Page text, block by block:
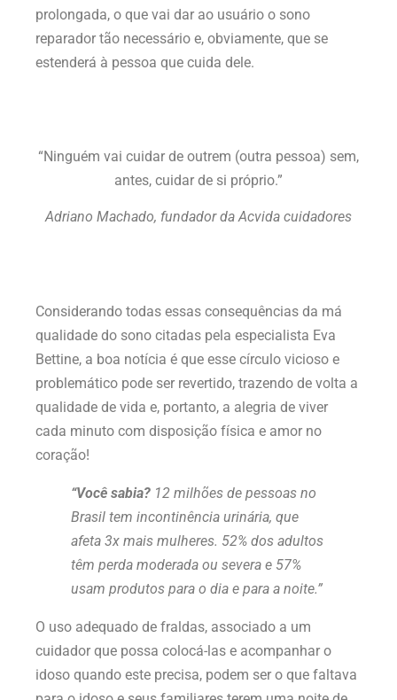
prolongada, o que vai dar ao usuário o sono
reparador tão necessário e, obviamente, que se
estenderá à pessoa que cuida dele.
“Ninguém vai cuidar de outrem (outra pessoa) sem,
antes, cuidar de si próprio.”
Adriano Machado, fundador da Acvida cuidadores
Considerando todas essas consequências da má
qualidade do sono citadas pela especialista Eva
Bettine, a boa notícia é que esse círculo vicioso e
problemático pode ser revertido, trazendo de volta a
qualidade de vida e, portanto, a alegria de viver
cada minuto com disposição física e amor no
coração!
“Você sabia? 12 milhões de pessoas no
Brasil tem incontinência urinária, que
afeta 3x mais mulheres. 52% dos adultos
têm perda moderada ou severa e 57%
usam produtos para o dia e para a noite.”
O uso adequado de fraldas, associado a um
cuidador que possa colocá-las e acompanhar o
idoso quando este precisa, podem ser o que faltava